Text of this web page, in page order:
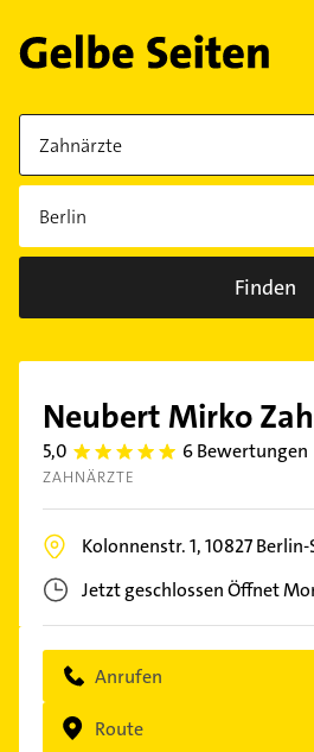
Finden
Neubert Mirko
5,0 5.0 6 Bewertungen
ZAHNÄRZTE
Kolonnenstr. 1,10827Berlin-
Jetzt geschlossenÖffnet
Anrufen
Route